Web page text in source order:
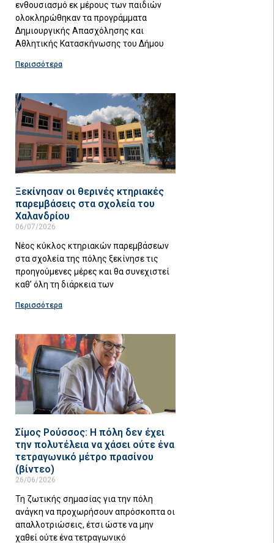
ενθουσιασμό εκ μέρους των παιδιών
ολοκληρώθηκαν τα προγράμματα
Δημιουργικής Απασχόλησης και
Αθλητικής Κατασκήνωσης του Δήμου
Περισσότερα
Ξεκίνησαν οι θερινές κτηριακές
παρεμβάσεις στα σχολεία του
Χαλανδρίου
06/07/2026
Νέος κύκλος κτηριακών παρεμβάσεων
στα σχολεία της πόλης ξεκίνησε τις
προηγούμενες μέρες και θα συνεχιστεί
καθ’ όλη τη διάρκεια των
Περισσότερα
Σίμος Ρούσσος: Η πόλη δεν έχει
την πολυτέλεια να χάσει ούτε ένα
τετραγωνικό μέτρο πρασίνου
(βίντεο)
26/06/2026
Τη ζωτικής σημασίας για την πόλη
ανάγκη να προχωρήσουν απρόσκοπτα οι
απαλλοτριώσεις, έτσι ώστε να μην
χαθεί ούτε ένα τετραγωνικό